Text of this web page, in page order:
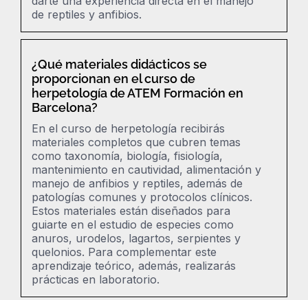
de reptiles y anfibios.
¿Qué materiales didácticos se
proporcionan en el curso de
herpetología de ATEM Formación en
Barcelona?
En el curso de herpetología recibirás
materiales completos que cubren temas
como taxonomía, biología, fisiología,
mantenimiento en cautividad, alimentación y
manejo de anfibios y reptiles, además de
patologías comunes y protocolos clínicos.
Estos materiales están diseñados para
guiarte en el estudio de especies como
anuros, urodelos, lagartos, serpientes y
quelonios. Para complementar este
aprendizaje teórico, además, realizarás
prácticas en laboratorio.